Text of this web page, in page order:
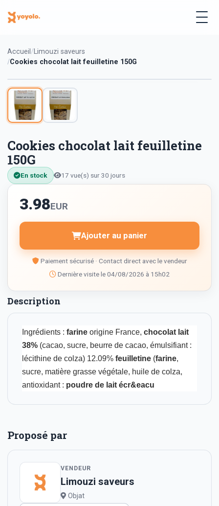
Accueil
Limouzi saveurs
Cookies chocolat lait feuilletine 150G
Cookies chocolat lait feuilletine
150G
En stock 17 vue(s) sur 30 jours
3.98EUR
Ajouter au panier
Paiement sécurisé · Contact direct avec le vendeur
Dernière visite le 04/08/2026 à 15h02
Description
Ingrédients : farine origine France, chocolat lait
38%(cacao, sucre, beurre de cacao, émulsifiant :
lécithine de colza) 12.09% feuilletine(farine,
sucre, matière grasse végétale, huile de colza,
antioxidant : poudre de lait écr&eacu
Proposé par
VENDEUR
Limouzi saveurs
Objat